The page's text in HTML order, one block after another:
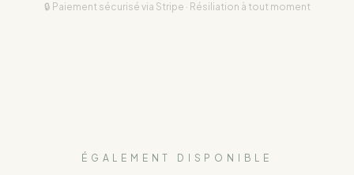
🔒 Paiement sécurisé via Stripe · Résiliation à tout moment
ÉGALEMENT DISPONIBLE